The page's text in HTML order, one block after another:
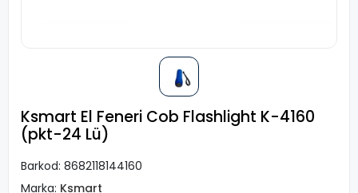
Ksmart El Feneri Cob Flashlight K-4160
(pkt-24 Lü)
Barkod: 8682118144160
Marka: Ksmart